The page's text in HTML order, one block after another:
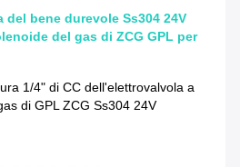
del bene durevole Ss304 24V
del gas di ZCG GPL per
1/4" di CC dell'elettrovalvola a
di GPL ZCG Ss304 24V